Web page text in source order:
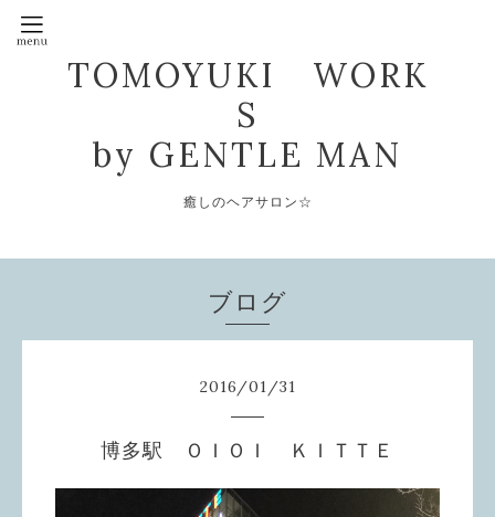
TOMOYUKI WORK
S
by GENTLE MAN
癒しのヘアサロン☆
ブログ
2016/01/31
博多駅 ＯＩＯＩ ＫＩＴＴＥ